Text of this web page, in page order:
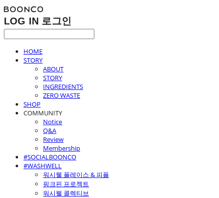
LOG IN 로그인
HOME
STORY
ABOUT
STORY
INGREDIENTS
ZERO WASTE
SHOP
COMMUNITY
Notice
Q&A
Review
Membership
#SOCIALBOONCO
#WASHWELL
워시웰 플레이스 & 피플
핑크핀 프로젝트
워시웰 콜렉티브